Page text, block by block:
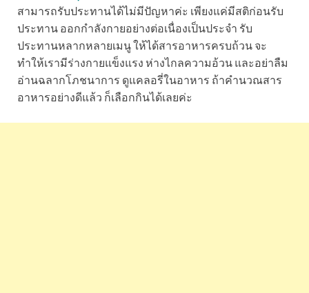
สามารถรับประทานได้ไม่มีปัญหาค่ะ เพียงแค่มีสติก่อนรับ
ประทาน ออกกำลังกายอย่างต่อเนื่องเป็นประจำ รับ
ประทานหลากหลายเมนู ให้ได้สารอาหารครบถ้วน จะ
ทำให้เรามีร่างกายแข็งแรง ห่างไกลความอ้วน และอย่าลืม
อ่านฉลากโภชนาการ ดูแคลอรี่ในอาหาร ถ้าคำนวณสาร
อาหารอย่างดีแล้ว ก็เลือกกินได้เลยค่ะ